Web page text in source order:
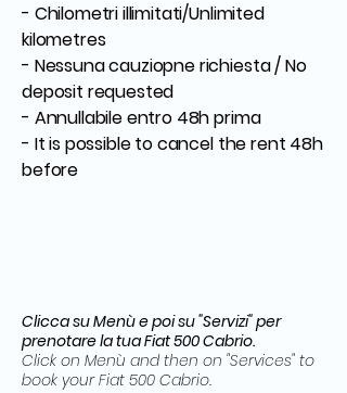
- Chilometri illimitati/Unlimited
kilometres
- Nessuna cauziopne richiesta / No
deposit requested
- Annullabile entro 48h prima
- It is possible to cancel the rent 48h
before
Clicca su Menù e poi su "Servizi" per
prenotare la tua Fiat 500 Cabrio.
Click on Menù and then on "Services" to
book your Fiat 500 Cabrio.